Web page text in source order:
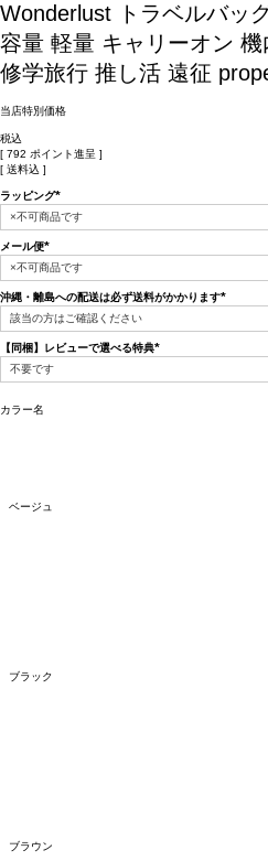
Wonderlust トラベルバッ
容量 軽量 キャリーオン
修学旅行 推し活 遠征
当店特別価格
税込
[ 792 ポイント進呈 ]
送料込
ラッピング
(必
メール便
(必
須)
沖縄・離島への配送は必ず送料がかかります
【同梱】レビューで選べる特典
カラー名
ベージュ
ブラック
ブラウン